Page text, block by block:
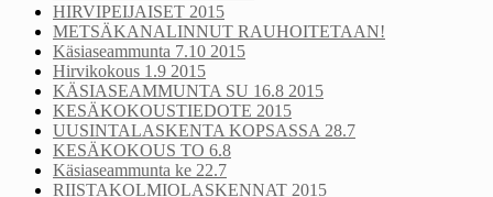
HIRVIPEIJAISET 2015
METSÄKANALINNUT RAUHOITETAAN!
Käsiaseammunta 7.10 2015
Hirvikokous 1.9 2015
KÄSIASEAMMUNTA SU 16.8 2015
KESÄKOKOUSTIEDOTE 2015
UUSINTALASKENTA KOPSASSA 28.7
KESÄKOKOUS TO 6.8
Käsiaseammunta ke 22.7
RIISTAKOLMIOLASKENNAT 2015